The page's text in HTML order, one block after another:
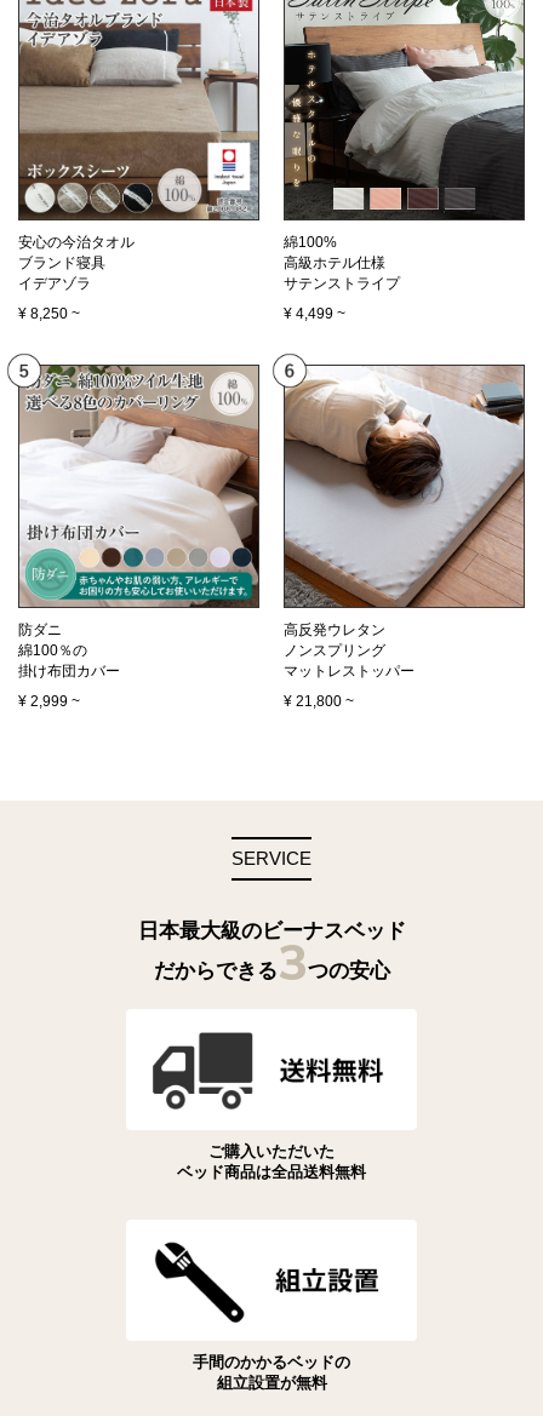
安心の今治タオル
ブランド寝具
イデアゾラ
¥ 8,250 ~
綿100%
高級ホテル仕様
サテンストライプ
¥ 4,499 ~
防ダニ
綿100％の
掛け布団カバー
¥ 2,999 ~
高反発ウレタン
ノンスプリング
マットレストッパー
¥ 21,800 ~
SERVICE
日本最大級のビーナスベッド
だからできる3つの安心
ご購入いただいた
ベッド商品は全品送料無料
手間のかかるベッドの
組立設置が無料